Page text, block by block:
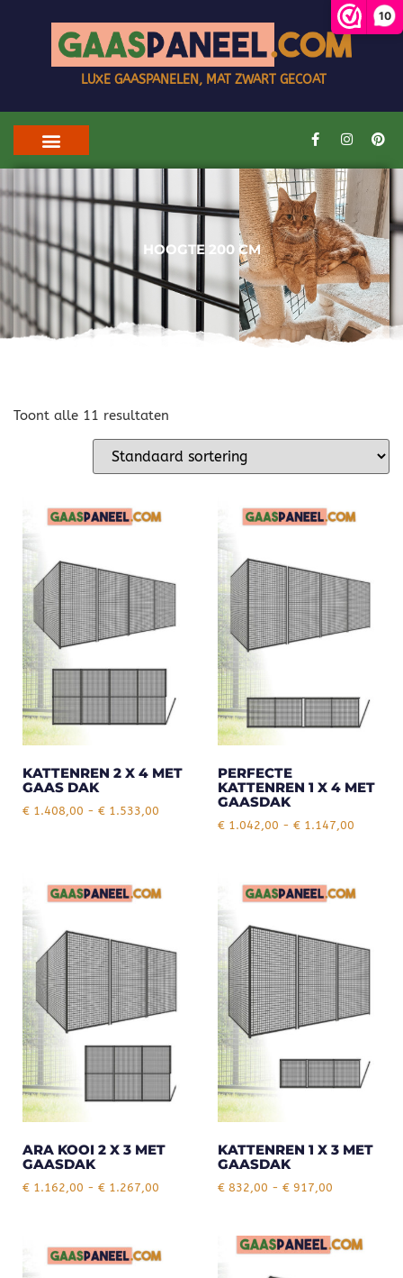
10
LUXE GAASPANELEN, MAT ZWART GECOAT
HOOGTE 200 CM
Toont alle 11 resultaten
KATTENREN 2 X 4 MET
GAAS DAK
€ 1.408,00 - € 1.533,00
PERFECTE
KATTENREN 1 X 4 MET
GAASDAK
€1.042,00 - €1.147,00
ARA KOOI 2 X 3 MET
GAASDAK
€ 1.162,00 - € 1.267,00
KATTENREN 1 X 3 MET
GAASDAK
€832,00 - €917,00